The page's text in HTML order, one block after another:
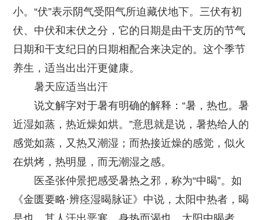
小。“伏”表示阴气受阳气所迫藏伏地下。三伏有初
伏、中伏和末伏之分，它的日期是由干支历的节气
日期和干支纪日的日期相配合来决定的。这个季节
养生，适当出出汗更健康。
暑天应适当出汗
说文解字对于暑有明确的解释：“暑，热也。暑
近湿如蒸，热近燥如烘。”意思就是说，暑热给人的
感觉如蒸，又热又潮湿；而热接近燥的感觉，似火
在烘烤，热明显，而无潮湿之感。
医圣张仲景把感受暑热之邪，称为“中暍”。如
《金匮要略·辨痉湿暍脉证》中说，太阳中热者，暍